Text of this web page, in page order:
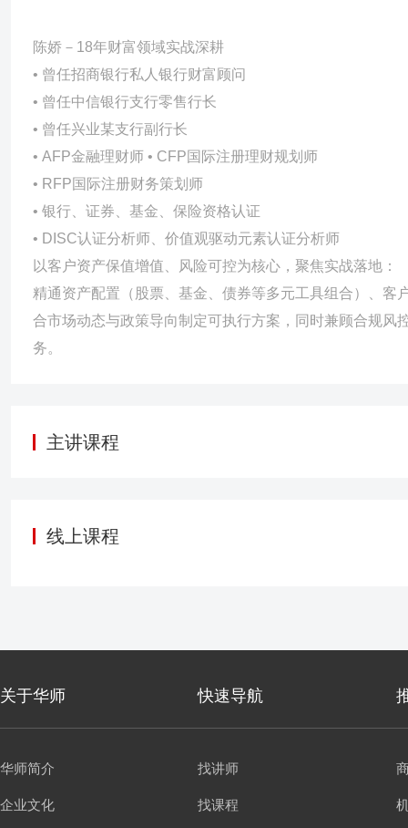
会！ 某邮政储蓄银行《增额终身寿险营销训练营项目》 针对合
过基础和优质客户的分层经营，适配“讲收益”、“讲规划”和“讲功
报目标、午会重盘点和晚会强训练的强管控模式，顺利完成理财
目整体10天时间，完成近1100万保费任务，一跃成为当月邮储省
业银行《网点微沙经营辅导项目》 通过沙龙前中后的活动组织与
人培训、试讲通关和检核认证，并配套业务竞赛和过程管控，打
+1个月到行辅导；人人会讲沙龙、人人有客到会；100场以上微沙
某邮政公司《财富产品营销效能提升》 项目分别从调研分析、集
天的辅导训练。深耕一线理财经理岗工作人员营销指导工作，从
升，宏观经济和政策解读等多维度开展讲解，树立员工营销信心
果：本次培训参与网点75家，实现重点基金与资管产品累计销量
二期！ 某国有行《综合管理项目》 通过细化网点全条线管理流
陈娇－18年财富领域实战深耕
• 曾任招商银行私人银行财富顾问
• 曾任中信银行支行零售行长
• 曾任兴业某支行副行长
• AFP金融理财师 • CFP国际注册理财规划师
• RFP国际注册财务策划师
• 银行、证券、基金、保险资格认证
• DISC认证分析师、价值观驱动元素认证分析师
以客户资产保值增值、风险可控为核心，聚焦实战落地：
精通资产配置（股票、基金、债券等多元工具组合）、
合市场动态与政策导向制定可执行方案，同时兼顾合规
务。
主讲课程
线上课程
关于华师 快速导航
华师简介
企业文化
找讲师
找课程